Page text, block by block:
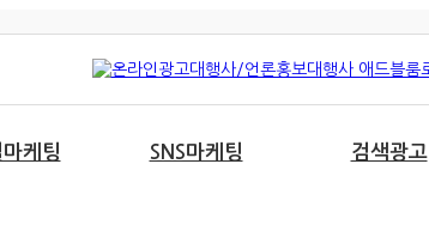
케팅 SNS마케팅 검색광고